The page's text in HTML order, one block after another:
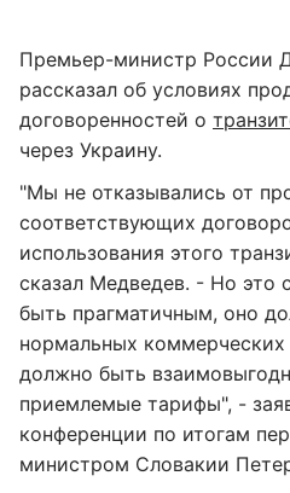
Премьер-министр России
рассказал об условиях
договоренностей о
через Украину.
"Мы не отказывались от
соответствующих
использования этого
сказал Медведев. - Но это
быть прагматичным, оно
нормальных
должно быть
приемлемые тарифы", -
конференции по итогам
министром Словакии